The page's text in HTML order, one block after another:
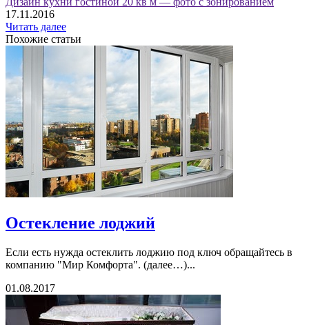
17.11.2016
Читать далее
Похожие статьи
Остекление лоджий
Если есть нужда остеклить лоджию под ключ обращайтесь в
компанию "Мир Комфорта". (далее…)...
01.08.2017